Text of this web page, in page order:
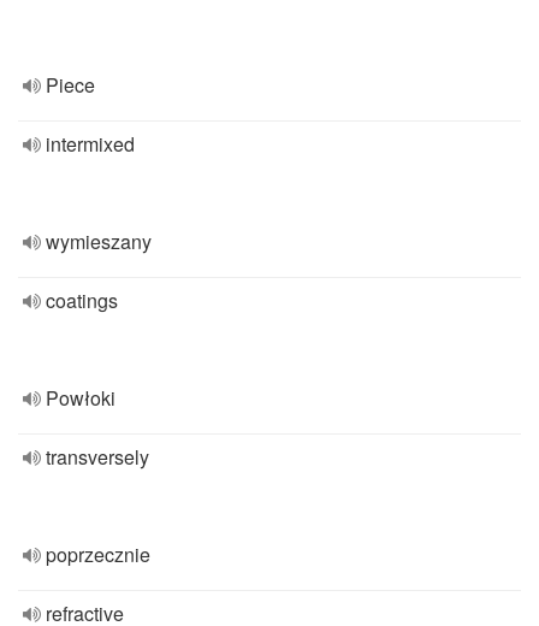
Piece
intermixed
wymieszany
coatings
Powłoki
transversely
poprzecznie
refractive